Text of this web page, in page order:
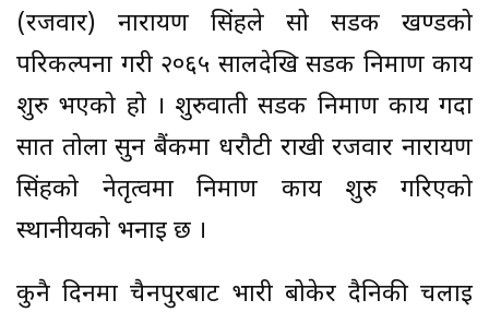
(रजवार) नारायण सिंहले सो सडक खण्डको
परिकल्पना गरी २०६५ सालदेखि सडक निर्माण कार्य
शुरु भएको हो । शुरुवाती सडक निर्माण कार्य गर्दा
सात तोला सुन बैंकमा धरौटी राखी रजवार नारायण
सिंहको नेतृत्वमा निर्माण कार्य शुरु गरिएको
स्थानीयको भनाइ छ ।
कुनै दिनमा चैनपुरबाट भारी बोकेर दैनिकी चलाइ